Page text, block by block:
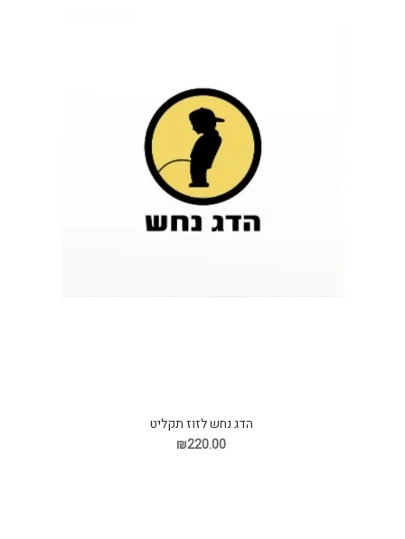
הדג נחש לזוז תקליט
₪220.00